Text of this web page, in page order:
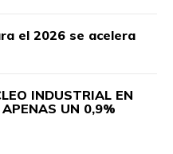
el 2026 se acelera
INDUSTRIAL EN
UN 0,9%